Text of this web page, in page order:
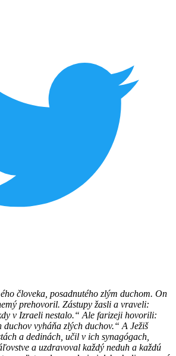
človeka, posadnutého zlým duchom. On
prehovoril. Zástupy žasli a vraveli:
v Izraeli nestalo.“ Ale farizeji hovorili:
duchov vyháňa zlých duchov.“ A Ježiš
a dedinách, učil v ich synagógach,
a uzdravoval každý neduh a každú